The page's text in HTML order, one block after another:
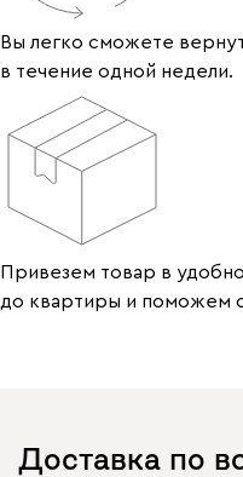
Вы легко сможете
в течение одной недели.
Привезем товар в
до квартиры и поможем
Доставка по